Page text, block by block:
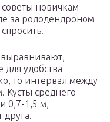
новичкам
за рододендроном
для удобства
то интервал между
среднего
0,7-1,5 м,